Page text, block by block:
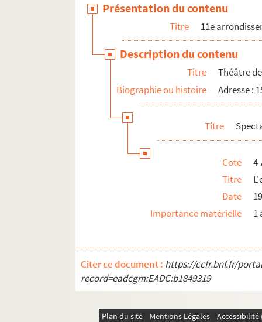
Présentation du contenu
Titre 11e
Description du contenu
Titre
Théâtre
Biographie ou histoire
Adresse :
Titre
Cote
Titre
Date
Importance matérielle
1
Citer ce document : https://ccfr.bnf.fr/
record=eadcgm:EADC:b1849319
Plan du site Mentions Légales